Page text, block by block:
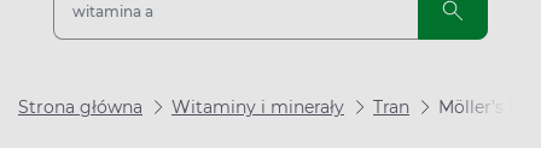
Strona główna Witaminy i minerały Tran Möller’s